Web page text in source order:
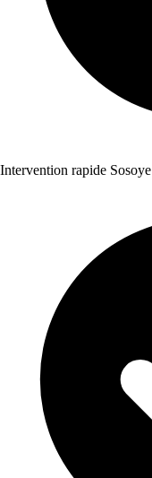
Intervention rapide Sosoye